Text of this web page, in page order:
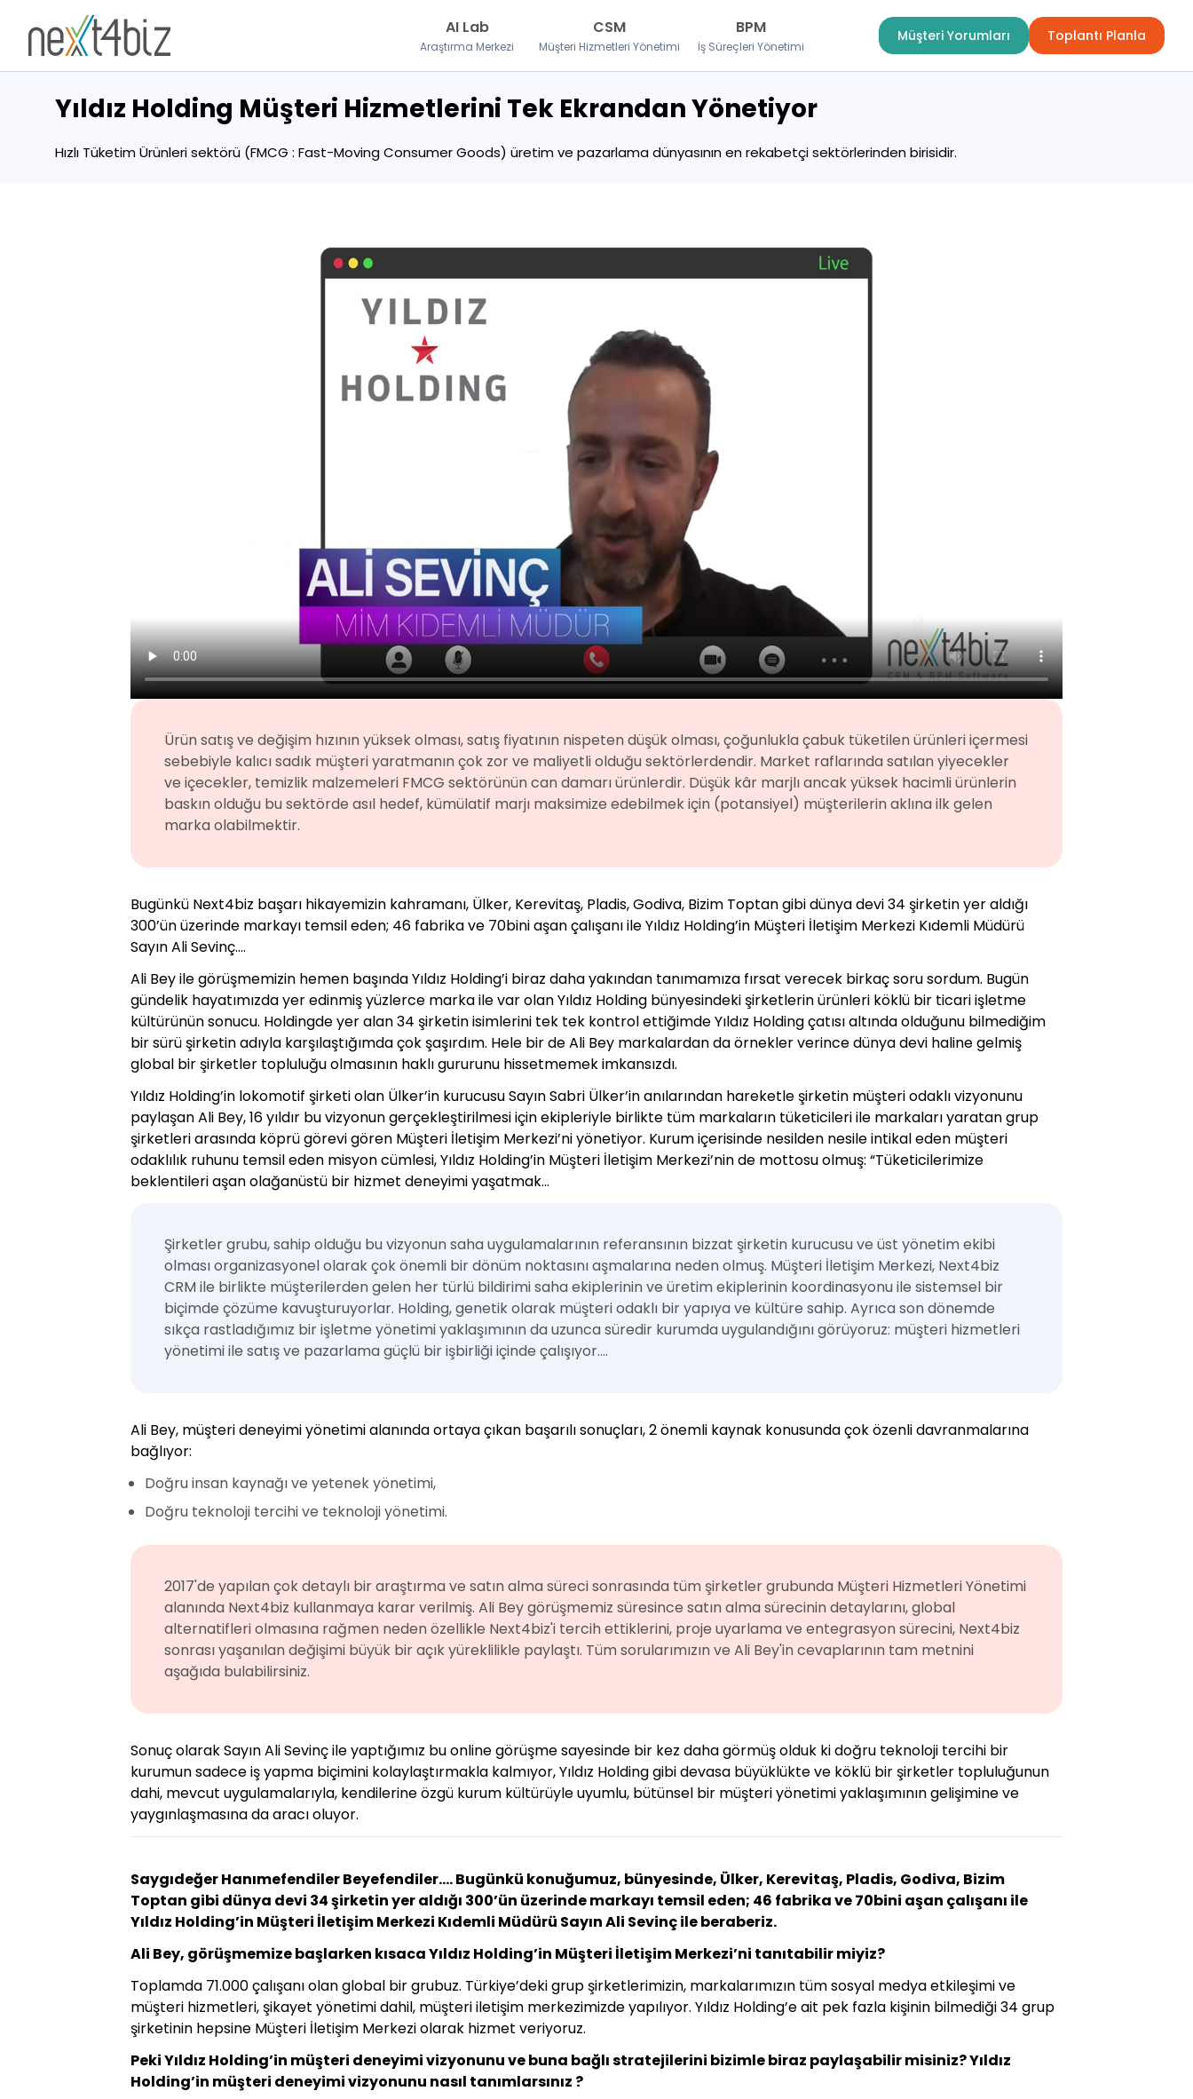
AI Lab
Araştırma Merkezi
CSM
Müşteri Hizmetleri Yönetimi
BPM
İş Süreçleri Yönetimi
Müşteri Yorumları Toplantı Planla
Yıldız Holding Müşteri Hizmetlerini Tek Ekrandan Yönetiyor
Hızlı Tüketim Ürünleri sektörü (FMCG : Fast-Moving Consumer Goods) üretim ve pazarlama dünyasının en rekabetçi sektörlerinden birisidir.
Ürün satış ve değişim hızının yüksek olması, satış fiyatının nispeten düşük olması, çoğunlukla çabuk tüketilen ürünleri içermesi
sebebiyle kalıcı sadık müşteri yaratmanın çok zor ve maliyetli olduğu sektörlerdendir. Market raflarında satılan yiyecekler
ve içecekler, temizlik malzemeleri FMCG sektörünün can damarı ürünlerdir. Düşük kâr marjlı ancak yüksek hacimli ürünlerin
baskın olduğu bu sektörde asıl hedef, kümülatif marjı maksimize edebilmek için (potansiyel) müşterilerin aklına ilk gelen
marka olabilmektir.
Bugünkü Next4biz başarı hikayemizin kahramanı, Ülker, Kerevitaş, Pladis, Godiva, Bizim Toptan gibi dünya devi 34 şirketin yer aldığı
300’ün üzerinde markayı temsil eden; 46 fabrika ve 70bini aşan çalışanı ile Yıldız Holding’in Müşteri İletişim Merkezi Kıdemli Müdürü
Sayın Ali Sevinç….
Ali Bey ile görüşmemizin hemen başında Yıldız Holding’i biraz daha yakından tanımamıza fırsat verecek birkaç soru sordum. Bugün
gündelik hayatımızda yer edinmiş yüzlerce marka ile var olan Yıldız Holding bünyesindeki şirketlerin ürünleri köklü bir ticari işletme
kültürünün sonucu. Holdingde yer alan 34 şirketin isimlerini tek tek kontrol ettiğimde Yıldız Holding çatısı altında olduğunu bilmediğim
bir sürü şirketin adıyla karşılaştığımda çok şaşırdım. Hele bir de Ali Bey markalardan da örnekler verince dünya devi haline gelmiş
global bir şirketler topluluğu olmasının haklı gururunu hissetmemek imkansızdı.
Yıldız Holding’in lokomotif şirketi olan Ülker’in kurucusu Sayın Sabri Ülker’in anılarından hareketle şirketin müşteri odaklı vizyonunu
paylaşan Ali Bey, 16 yıldır bu vizyonun gerçekleştirilmesi için ekipleriyle birlikte tüm markaların tüketicileri ile markaları yaratan grup
şirketleri arasında köprü görevi gören Müşteri İletişim Merkezi’ni yönetiyor. Kurum içerisinde nesilden nesile intikal eden müşteri
odaklılık ruhunu temsil eden misyon cümlesi, Yıldız Holding’in Müşteri İletişim Merkezi’nin de mottosu olmuş: “Tüketicilerimize
beklentileri aşan olağanüstü bir hizmet deneyimi yaşatmak…
Şirketler grubu, sahip olduğu bu vizyonun saha uygulamalarının referansının bizzat şirketin kurucusu ve üst yönetim ekibi
olması organizasyonel olarak çok önemli bir dönüm noktasını aşmalarına neden olmuş. Müşteri İletişim Merkezi, Next4biz
CRM ile birlikte müşterilerden gelen her türlü bildirimi saha ekiplerinin ve üretim ekiplerinin koordinasyonu ile sistemsel bir
biçimde çözüme kavuşturuyorlar. Holding, genetik olarak müşteri odaklı bir yapıya ve kültüre sahip. Ayrıca son dönemde
sıkça rastladığımız bir işletme yönetimi yaklaşımının da uzunca süredir kurumda uygulandığını görüyoruz: müşteri hizmetleri
yönetimi ile satış ve pazarlama güçlü bir işbirliği içinde çalışıyor....
Ali Bey, müşteri deneyimi yönetimi alanında ortaya çıkan başarılı sonuçları, 2 önemli kaynak konusunda çok özenli davranmalarına
bağlıyor:
Doğru insan kaynağı ve yetenek yönetimi,
Doğru teknoloji tercihi ve teknoloji yönetimi.
2017'de yapılan çok detaylı bir araştırma ve satın alma süreci sonrasında tüm şirketler grubunda Müşteri Hizmetleri Yönetimi
alanında Next4biz kullanmaya karar verilmiş. Ali Bey görüşmemiz süresince satın alma sürecinin detaylarını, global
alternatifleri olmasına rağmen neden özellikle Next4biz'i tercih ettiklerini, proje uyarlama ve entegrasyon sürecini, Next4biz
sonrası yaşanılan değişimi büyük bir açık yüreklilikle paylaştı. Tüm sorularımızın ve Ali Bey'in cevaplarının tam metnini
aşağıda bulabilirsiniz.
Sonuç olarak Sayın Ali Sevinç ile yaptığımız bu online görüşme sayesinde bir kez daha görmüş olduk ki doğru teknoloji tercihi bir
kurumun sadece iş yapma biçimini kolaylaştırmakla kalmıyor, Yıldız Holding gibi devasa büyüklükte ve köklü bir şirketler topluluğunun
dahi, mevcut uygulamalarıyla, kendilerine özgü kurum kültürüyle uyumlu, bütünsel bir müşteri yönetimi yaklaşımının gelişimine ve
yaygınlaşmasına da aracı oluyor.
Saygıdeğer Hanımefendiler Beyefendiler…. Bugünkü konuğumuz, bünyesinde, Ülker, Kerevitaş, Pladis, Godiva, Bizim
Toptan gibi dünya devi 34 şirketin yer aldığı 300’ün üzerinde markayı temsil eden; 46 fabrika ve 70bini aşan çalışanı ile
Yıldız Holding’in Müşteri İletişim Merkezi Kıdemli Müdürü Sayın Ali Sevinç ile beraberiz.
Ali Bey, görüşmemize başlarken kısaca Yıldız Holding’in Müşteri İletişim Merkezi’ni tanıtabilir miyiz?
Toplamda 71.000 çalışanı olan global bir grubuz. Türkiye’deki grup şirketlerimizin, markalarımızın tüm sosyal medya etkileşimi ve
müşteri hizmetleri, şikayet yönetimi dahil, müşteri iletişim merkezimizde yapılıyor. Yıldız Holding’e ait pek fazla kişinin bilmediği 34 grup
şirketinin hepsine Müşteri İletişim Merkezi olarak hizmet veriyoruz.
Peki Yıldız Holding’in müşteri deneyimi vizyonunu ve buna bağlı stratejilerini bizimle biraz paylaşabilir misiniz? Yıldız
Holding’in müşteri deneyimi vizyonunu nasıl tanımlarsınız ?